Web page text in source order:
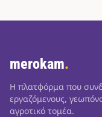
merokam.
Η πλατφόρμα που
εργαζόμενους,
αγροτικό τομέα.